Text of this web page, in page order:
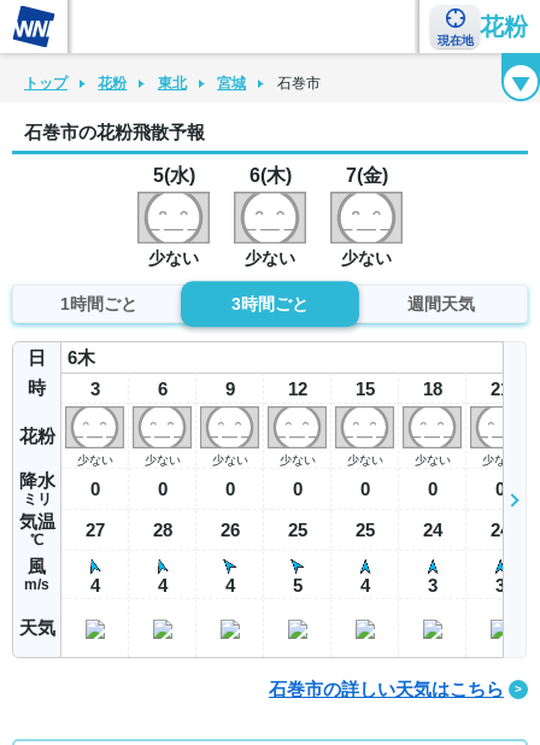
現在地
花粉
花粉カレンダー 花粉図鑑 花粉症チェックシート 花粉症ハンドブック
トップ 花粉 東北 宮城 石巻市
石巻市の花粉飛散予報
5(水)
少ない
6(木)
少ない
7(金)
少ない
1時間ごと 3時間ごと 週間天気
日
時
花粉
降水
ミリ
気温
℃
風
m/s
天気
6木
3
少ない
0
27
4
6
少ない
0
28
4
9
少ない
0
26
4
12
少ない
0
25
5
15
少ない
0
25
4
18
少ない
0
24
3
21
少ない
0
24
3
石巻市の詳しい天気はこちら